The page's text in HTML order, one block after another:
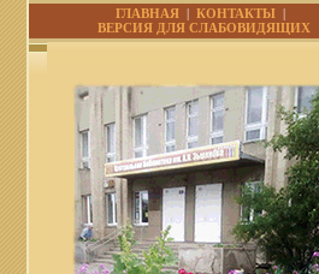
ГЛАВНАЯ| КОНТАКТЫ |
ВЕРСИЯ ДЛЯ СЛАБОВИДЯЩИХ